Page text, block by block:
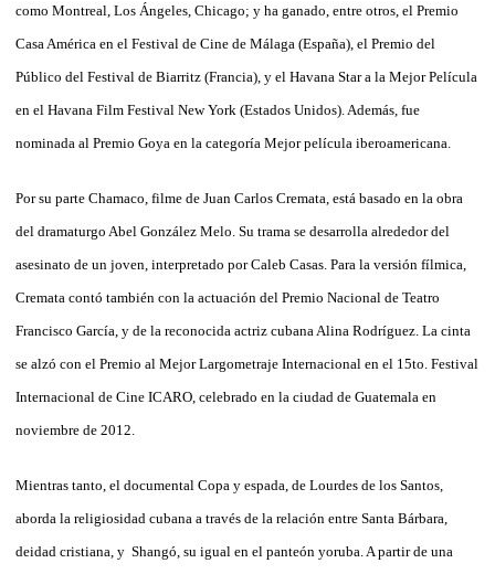
como Montreal, Los Ángeles, Chicago; y ha ganado, entre otros, el Premio
Casa América en el Festival de Cine de Málaga (España), el Premio del
Público del Festival de Biarritz (Francia), y el Havana Star a la Mejor Película
en el Havana Film Festival New York (Estados Unidos). Además, fue
nominada al Premio Goya en la categoría Mejor película iberoamericana.
Por su parte Chamaco, filme de Juan Carlos Cremata, está basado en la obra
del dramaturgo Abel González Melo. Su trama se desarrolla alrededor del
asesinato de un joven, interpretado por Caleb Casas. Para la versión fílmica,
Cremata contó también con la actuación del Premio Nacional de Teatro
Francisco García, y de la reconocida actriz cubana Alina Rodríguez. La cinta
se alzó con el Premio al Mejor Largometraje Internacional en el 15to. Festival
Internacional de Cine ICARO, celebrado en la ciudad de Guatemala en
noviembre de 2012.
Mientras tanto, el documental Copa y espada, de Lourdes de los Santos,
aborda la religiosidad cubana a través de la relación entre Santa Bárbara,
deidad cristiana, y Shangó, su igual en el panteón yoruba. A partir de una